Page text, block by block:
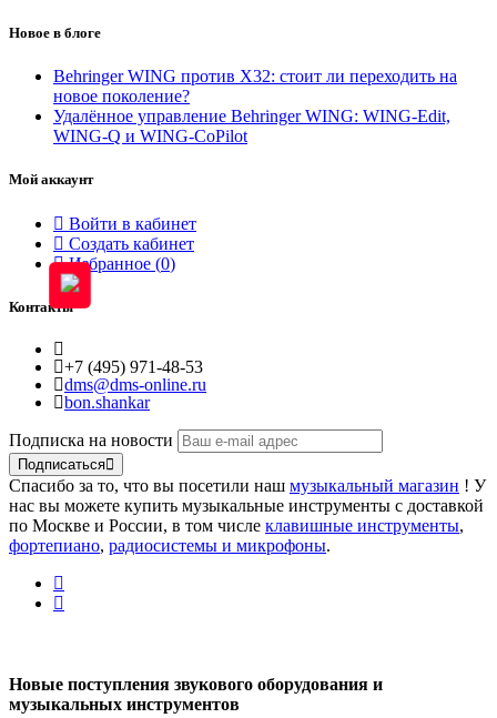
Новое в блоге
Behringer WING против X32: стоит ли переходить на
новое поколение?
Удалённое управление Behringer WING: WING-Edit,
WING-Q и WING-CoPilot
Мой аккаунт
Войти в кабинет
Создать кабинет
Избранное (0)
Контакты
+7 (495) 971-48-53
dms@dms-online.ru
bon.shankar
Подписка на новости
Подписаться
Спасибо за то, что вы посетили наш музыкальный магазин ! У
нас вы можете купить музыкальные инструменты с доставкой
по Москве и России, в том числе клавишные инструменты,
фортепиано, радиосистемы и микрофоны.
Новые поступления звукового оборудования и
музыкальных инструментов